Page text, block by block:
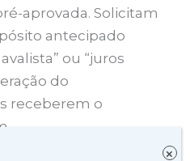
aprovada. Solicitam
antecipado
ou “juros
do
receberem o
×